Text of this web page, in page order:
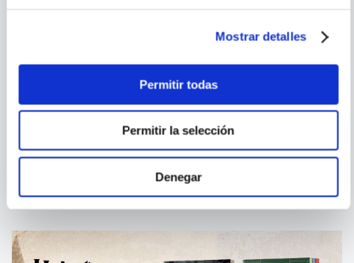
Mostrar detalles
Permitir todas
Permitir la selección
Denegar
MEMORIA MUNDO
HANGERTIPS